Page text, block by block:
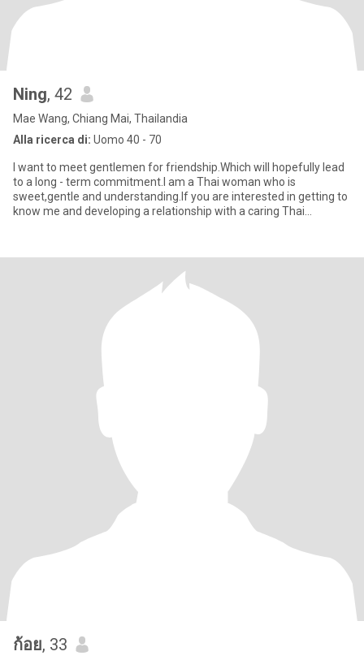
Ning, 42
Mae Wang, Chiang Mai, Thailandia
Alla ricerca di: Uomo 40 - 70
I want to meet gentlemen for friendship.Which will hopefully lead
to a long - term commitment.I am a Thai woman who is
sweet,gentle and understanding.If you are interested in getting to
know me and developing a relationship with a caring Thai
ก้อย, 33